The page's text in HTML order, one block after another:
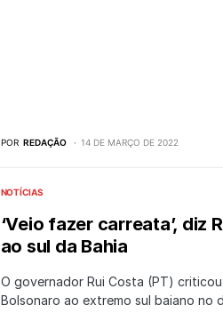
POR REDAÇÃO 14 DE MARÇO DE 2022
NOTÍCIAS
‘Veio fazer carreata’, diz
ao sul da Bahia
O governador Rui Costa (PT)
Bolsonaro ao extremo sul baiano no